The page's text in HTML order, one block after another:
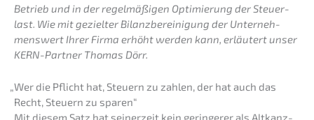
Betrieb und in der regel­mä­ßi­gen Optimie­rung der Steuer­
last. Wie mit geziel­ter Bilanz­be­rei­ni­gung der Unter­neh­
mens­wert Ihrer Firma erhöht werden kann, erläu­tert unser
KERN-Partner Thomas Dörr.
„Wer die Pflicht hat, Steuern zu zahlen, der hat auch das
Recht, Steuern zu sparen“
Mit diesem Satz hat seiner­zeit kein gerin­ge­rer als Altkanz­